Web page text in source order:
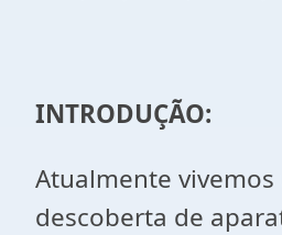
INTRODUÇÃO:
Atualmente
descoberta de